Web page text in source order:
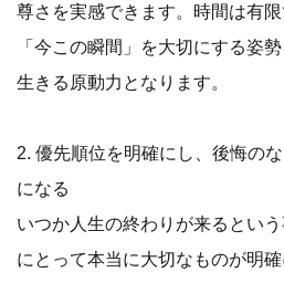
尊さを実感できます。時間は有限
「今この瞬間」を大切にする姿
生きる原動力となります。
2. 優先順位を明確にし、後悔の
になる
いつか人生の終わりが来るとい
にとって本当に大切なものが明